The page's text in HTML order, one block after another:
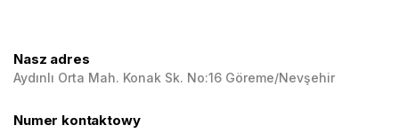
Nasz adres
Aydınlı Orta Mah. Konak Sk. No:16 Göreme/Nevşehir
Numer kontaktowy